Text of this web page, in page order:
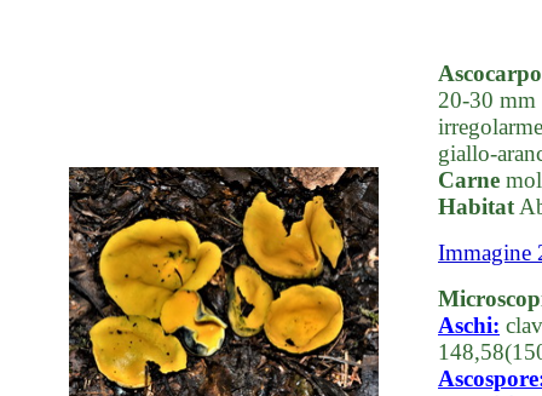
Ascocarpo
20-30 mm
giallo-
Carne
Habitat
Immagine
Aschi: